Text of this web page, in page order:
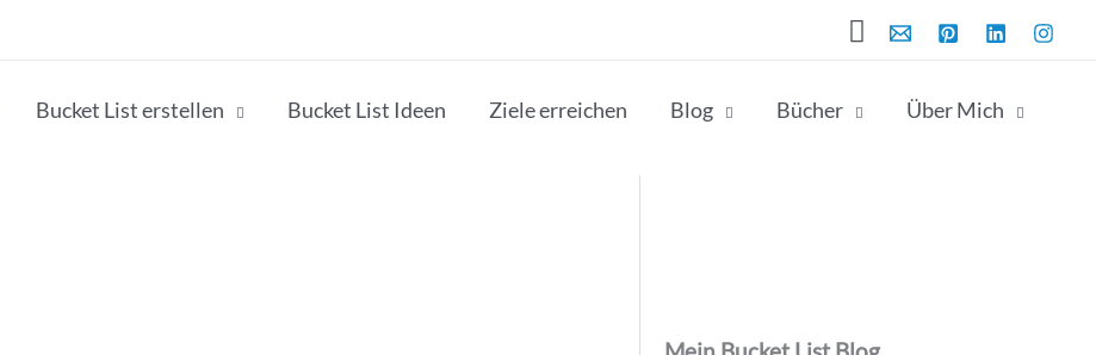
Suchen
Bucket List erstellen Bucket List Ideen Ziele erreichen Blog Bücher Über Mich